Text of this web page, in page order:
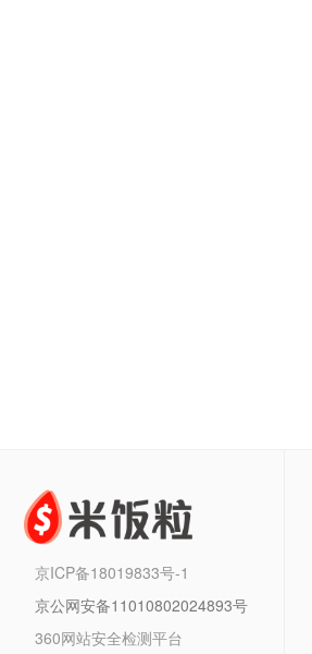
京ICP备18019833号-1
京公网安备11010802024893号
360网站安全检测平台